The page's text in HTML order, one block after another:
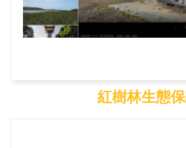
紅樹林生態